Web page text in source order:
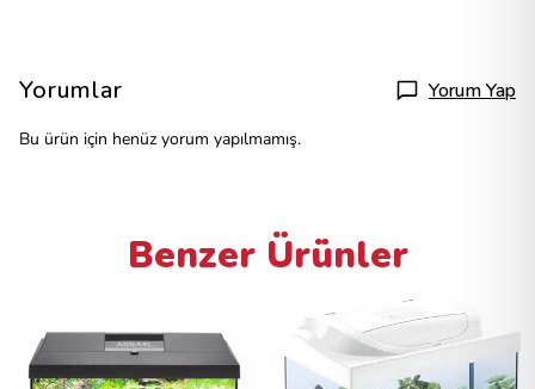
Yorumlar Yorum Yap
Bu ürün için henüz yorum yapılmamış.
Benzer Ürünler